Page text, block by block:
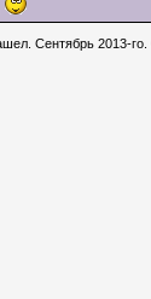
Сентябрь 2013-